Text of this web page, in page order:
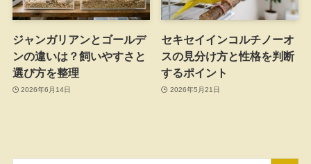
ジャンガリアンとゴールデ
ンの違いは？飼いやすさと
選び方を整理
2026年6月14日
セキセイインコルチノーオ
スの見分け方と性格を判断
するポイント
2026年5月21日